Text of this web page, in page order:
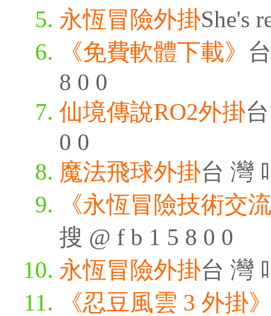
永恆冒險外掛She's
《免費軟體下載》
8 0 0
仙境傳說RO2外掛
0 0
魔法飛球外掛台 灣
《永恆冒險技術交
搜 @ f b 1 5 8 0 0
永恆冒險外掛台 灣
《忍豆風雲 3 外掛